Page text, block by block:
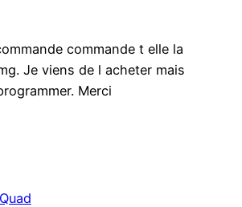
commande t elle la
Je viens de l acheter mais
Merci